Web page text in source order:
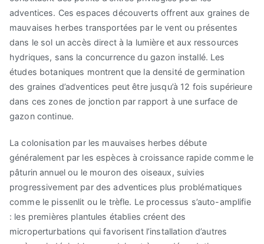
adventices. Ces espaces découverts offrent aux graines de
mauvaises herbes transportées par le vent ou présentes
dans le sol un accès direct à la lumière et aux ressources
hydriques, sans la concurrence du gazon installé. Les
études botaniques montrent que la densité de germination
des graines d’adventices peut être jusqu’à 12 fois supérieure
dans ces zones de jonction par rapport à une surface de
gazon continue.
La colonisation par les mauvaises herbes débute
généralement par les espèces à croissance rapide comme le
pâturin annuel ou le mouron des oiseaux, suivies
progressivement par des adventices plus problématiques
comme le pissenlit ou le trèfle. Le processus s’auto-amplifie
: les premières plantules établies créent des
microperturbations qui favorisent l’installation d’autres